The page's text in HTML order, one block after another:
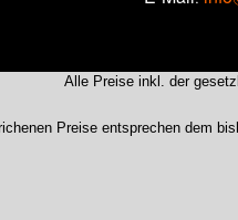
Alle Preise inkl. der
Preise entsprechen dem